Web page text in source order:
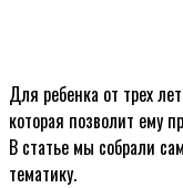
Для ребенка от трех
которая позволит ему
В статье мы собрали
тематику.